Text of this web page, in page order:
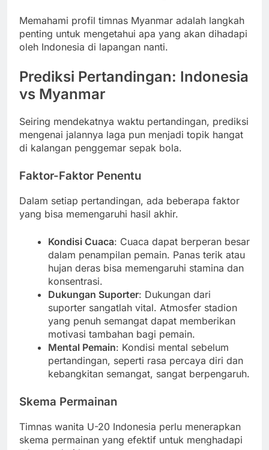
Memahami profil timnas Myanmar adalah langkah
penting untuk mengetahui apa yang akan dihadapi
oleh Indonesia di lapangan nanti.
Prediksi Pertandingan: Indonesia
vs Myanmar
Seiring mendekatnya waktu pertandingan, prediksi
mengenai jalannya laga pun menjadi topik hangat
di kalangan penggemar sepak bola.
Faktor-Faktor Penentu
Dalam setiap pertandingan, ada beberapa faktor
yang bisa memengaruhi hasil akhir.
Kondisi Cuaca: Cuaca dapat berperan besar
dalam penampilan pemain. Panas terik atau
hujan deras bisa memengaruhi stamina dan
konsentrasi.
Dukungan Suporter: Dukungan dari
suporter sangatlah vital. Atmosfer stadion
yang penuh semangat dapat memberikan
motivasi tambahan bagi pemain.
Mental Pemain: Kondisi mental sebelum
pertandingan, seperti rasa percaya diri dan
kebangkitan semangat, sangat berpengaruh.
Skema Permainan
Timnas wanita U-20 Indonesia perlu menerapkan
skema permainan yang efektif untuk menghadapi